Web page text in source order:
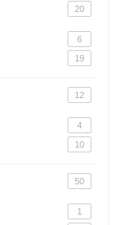
20
6
19
12
4
10
50
1